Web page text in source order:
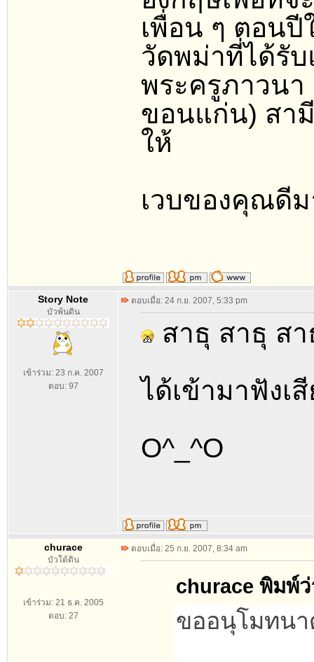
เพื่อน ๆ ตอน
วัดพม่าที่ได้รั
พระครูภาวนา
ขอนแก่น) สา
ให้
เวบของคุณดีม
Story Note
บัวพ้นดิน
เข้าร่วม: 23 ก.ค. 2007
ตอบ: 97
ตอบเมื่อ: 24 ก.ย. 2007, 5:33 pm
สาธุ สาธุ ส
ได้เข้ามาฟังเ
O^_^O
churace
บัวใต้ดิน
เข้าร่วม: 21 ธ.ค. 2005
ตอบ: 27
ตอบเมื่อ: 25 ก.ย. 2007, 8:34 am
churace พิมพ์
ขออนุโมทนา